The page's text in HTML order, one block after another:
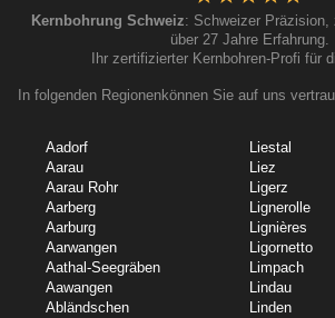
Kernbohrung Schweiz: Schweizer Präzision,
über 27 Jahre Erfahrung.
Ihr zertifizierter Kernbohren-Profi für
In folgenden Regionenkönnen Sie auf uns
Aadorf
Aarau
Aarau Rohr
Aarberg
Aarburg
Aarwangen
Aathal-Seegräben
Aawangen
Abländschen
Liestal
Liez
Ligerz
Lignerolle
Lignières
Ligornetto
Limpach
Lindau
Linden